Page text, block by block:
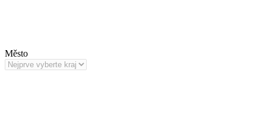
Město